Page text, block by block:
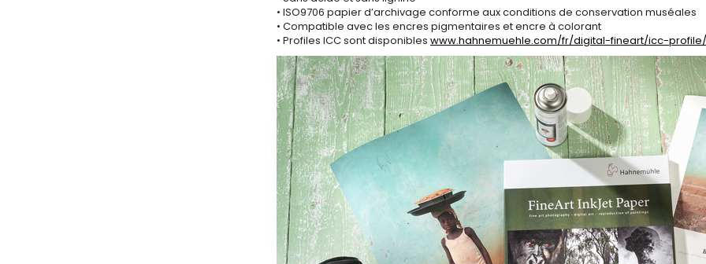
• ISO9706 papier d’archivage conforme aux conditions de conservation muséales
• Compatible avec les encres pigmentaires et encre à colorant
• Profiles ICC sont disponibles www.hahnemuehle.com/fr/digital-fineart/icc-